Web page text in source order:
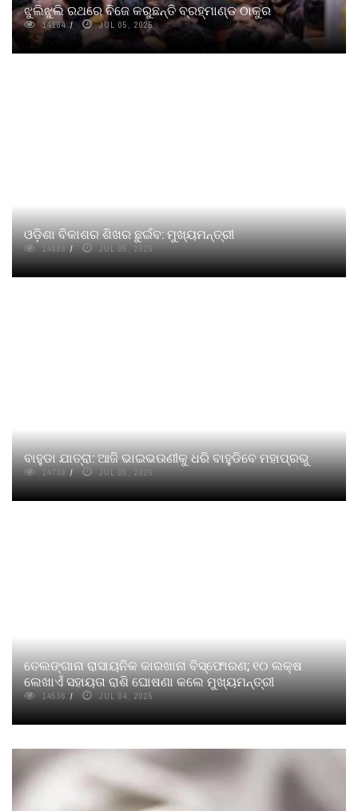
ଝୁଲିଝୁଲି ରଥରେ ବିଜେ କରୁଛନ୍ତି ବ୍ରହ୍ମାଣ୍ଡ ଠାକୁର
14184 JUL 05, 2025
ଓଡ଼ିଶା ବିକାଶର ଶିଖର ଛୁଇଁବ: ମୁଖ୍ୟମନ୍ତ୍ରୀ
14888 JUL 05, 2025
ବାହୁଡା ଯାତ୍ରା: ଆଜି ଭାଇଭଉଣୀକୁ ଧରି ବାହୁଡିବେ ମହାପ୍ରଭୁ
14736 JUL 05, 2025
ତେଲଙ୍ଗାନା ରାସାୟନିକ କାରଖାନା ବିସ୍ଫୋରଣ; ୧୦ ଲକ୍ଷ
ଲେଖାଏଁ ସହାୟତା ରାଶି ଘୋଷଣା କଲେ ମୁଖ୍ୟମନ୍ତ୍ରୀ
14536 JUL 04, 2025